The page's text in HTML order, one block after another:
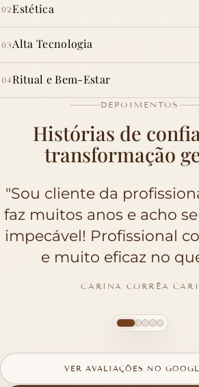
02Estética
03 Alta Tecnologia
04Ritual e Bem-Estar
DEPOIMENTOS
Histórias de
transformação
"Eu amo a clinica, os
as pessoas que
dizer q frequento desde
ha uns anos atras e
totalmente🌹"